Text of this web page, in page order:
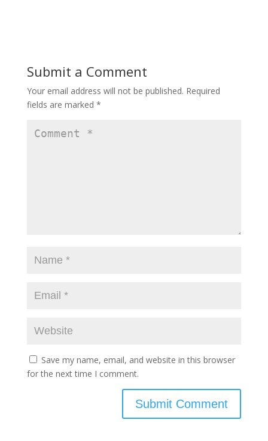
o
o
k
o
n
Submit a Comment
Your email address will not be published. Required
fields are marked *
Save my name, email, and website in this browser
for the next time I comment.